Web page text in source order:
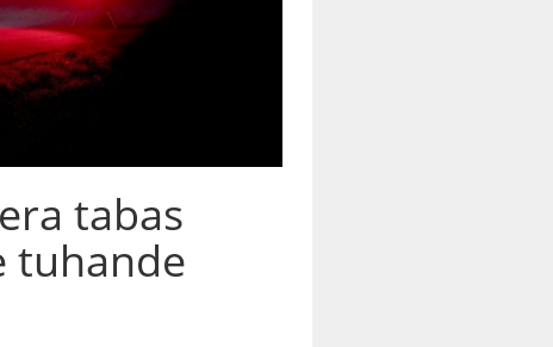
tabas
tuhande